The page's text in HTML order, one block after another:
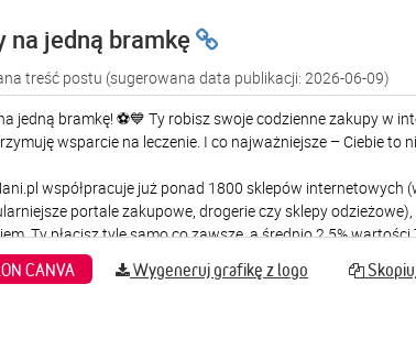
na jedną bramkę
treść postu (sugerowana data publikacji: 2026-06-09)
CANVA Wygeneruj grafikę z logo